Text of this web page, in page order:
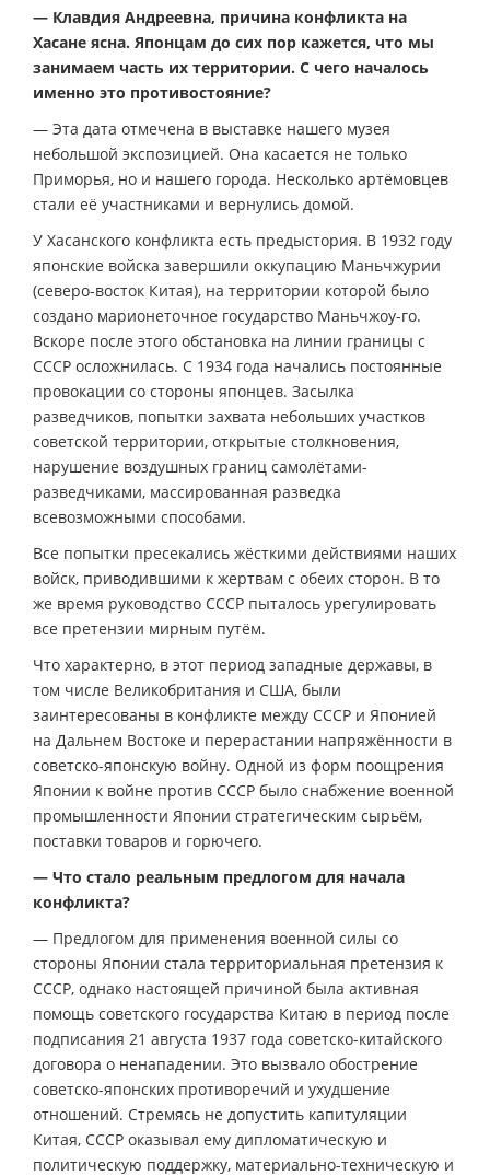
— Клавдия Андреевна, причина конфликта на
Хасане ясна. Японцам до сих пор кажется, что мы
занимаем часть их территории. С чего началось
именно это противостояние?
— Эта дата отмечена в выставке нашего музея
небольшой экспозицией. Она касается не только
Приморья, но и нашего города. Несколько артёмовцев
стали её участниками и вернулись домой.
У Хасанского конфликта есть предыстория. В 1932 году
японские войска завершили оккупацию Маньчжурии
(северо-восток Китая), на территории которой было
создано марионеточное государство Маньчжоу-го.
Вскоре после этого обстановка на линии границы с
СССР осложнилась. С 1934 года начались постоянные
провокации со стороны японцев. Засылка
разведчиков, попытки захвата небольших участков
советской территории, открытые столкновения,
нарушение воздушных границ самолётами-
разведчиками, массированная разведка
всевозможными способами.
Все попытки пресекались жёсткими действиями наших
войск, приводившими к жертвам с обеих сторон. В то
же время руководство СССР пыталось урегулировать
все претензии мирным путём.
Что характерно, в этот период западные державы, в
том числе Великобритания и США, были
заинтересованы в конфликте между СССР и Японией
на Дальнем Востоке и перерастании напряжённости в
советско-японскую войну. Одной из форм поощрения
Японии к войне против СССР было снабжение военной
промышленности Японии стратегическим сырьём,
поставки товаров и горючего.
— Что стало реальным предлогом для начала
конфликта?
— Предлогом для применения военной силы со
стороны Японии стала территориальная претензия к
СССР, однако настоящей причиной была активная
помощь советского государства Китаю в период после
подписания 21 августа 1937 года советско-китайского
договора о ненападении. Это вызвало обострение
советско-японских противоречий и ухудшение
отношений. Стремясь не допустить капитуляции
Китая, СССР оказывал ему дипломатическую и
политическую поддержку, материально-техническую и